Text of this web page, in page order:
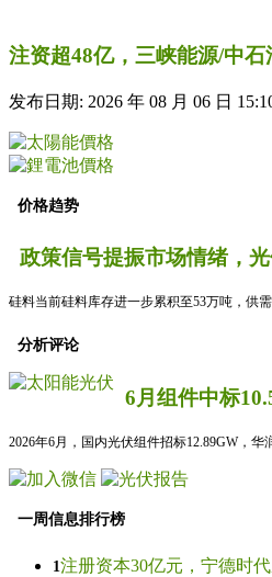
注资超48亿，三峡能源/中
发布日期: 2026 年 08 月 06 日
价格趋势
政策信号提振市场情绪，
硅料当前硅料库存进一步累积至53万吨，供
分析评论
6月组件中标
2026年6月，国内光伏组件招标12.89GW，
一周信息排行榜
1注册资本30亿元，宁德时